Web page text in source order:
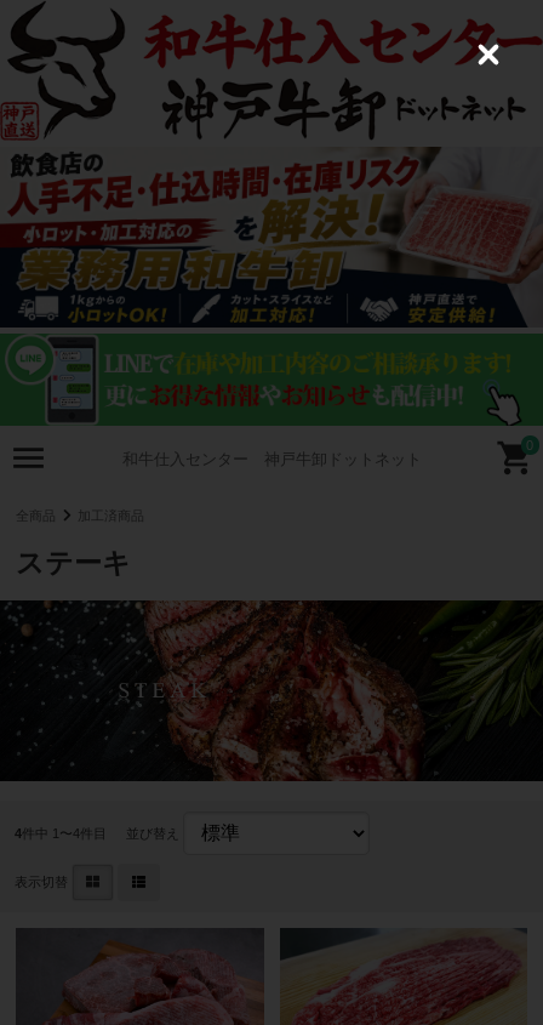
和牛仕入センター 神戸牛卸ドットネット
0
全商品 加工済商品
ステーキ
4件中 1〜4件目 並び替え
表示切替
C
s